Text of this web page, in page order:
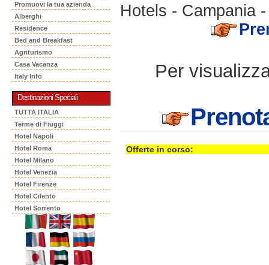
Promuovi la tua azienda
Alberghi
Residence
Bed and Breakfast
Agriturismo
Casa Vacanza
Italy Info
Destinazioni Speciali
TUTTA ITALIA
Terme di Fiuggi
Hotel Napoli
Hotel Roma
Hotel Milano
Hotel Venezia
Hotel Firenze
Hotel Cilento
Hotel Sorrento
Hotels - Campania
Per
Offerte in corso: